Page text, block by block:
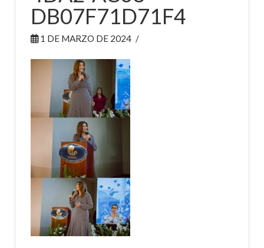
DB07F71D71F4
1 DE MARZO DE 2024